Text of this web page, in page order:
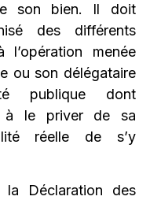
son bien. Il doit
des différents
l’opération menée
ou son délégataire
publique dont
à le priver de sa
réelle de s’y
la Déclaration des